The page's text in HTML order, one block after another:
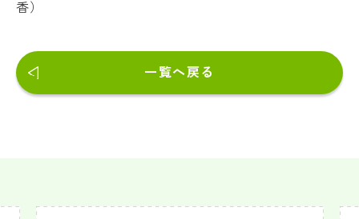
香）
一覧へ戻る